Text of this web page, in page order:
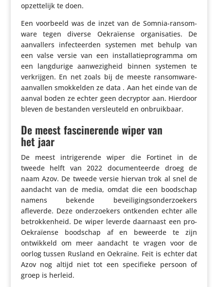
opzet­te­lijk te doen.
Een voorbeeld was de inzet van de Somnia-ransom­
ware tegen diverse Oekra­ïense orga­ni­sa­ties. De
aanval­lers infec­teerden systemen met behulp van
een valse versie van een instal­la­tie­pro­gramma om
een lang­du­rige aanwe­zig­heid binnen systemen te
verkrijgen. En net zoals bij de meeste ransom­ware-
aanvallen smok­kelden ze data . Aan het einde van de
aanval boden ze echter geen decryptor aan. Hierdoor
bleven de bestanden versleu­teld en onbruikbaar.
De meest fascinerende wiper van
het jaar
De meest intri­ge­rende wiper die Fortinet in de
tweede helft van 2022 docu­men­teerde droeg de
naam Azov. De tweede versie hiervan trok al snel de
aandacht van de media, omdat die een boodschap
namens bekende bevei­li­gings­on­der­zoe­kers
afleverde. Deze onder­zoe­kers ontkenden echter alle
betrok­ken­heid. De wiper leverde daarnaast een pro-
Oekra­ïense boodschap af en beweerde te zijn
ontwik­keld om meer aandacht te vragen voor de
oorlog tussen Rusland en Oekraïne. Feit is echter dat
Azov nog altijd niet tot een speci­fieke persoon of
groep is herleid.